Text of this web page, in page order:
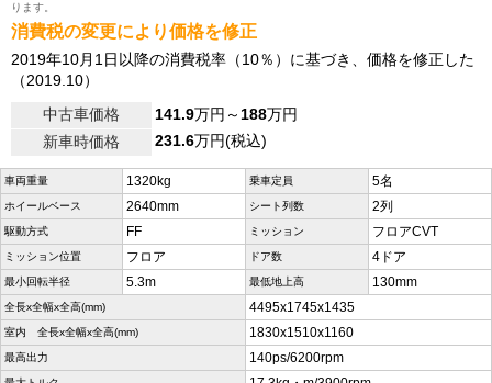
ります。
消費税の変更により価格を修正
2019年10月1日以降の消費税率（10％）に基づき、価格を修正した
（2019.10）
中古車価格
141.9万円～188万円
新車時価格
231.6万円(税込)
車両重量 1320kg 乗車定員 5名
ホイールベース 2640mm シート列数 2列
駆動方式 FF ミッション フロアCVT
ミッション位置 フロア ドア数 4ドア
最小回転半径 5.3m 最低地上高 130mm
全長x全幅x全高(mm) 4495x1745x1435
室内 全長x全幅x全高(mm) 1830x1510x1160
最高出力 140ps/6200rpm